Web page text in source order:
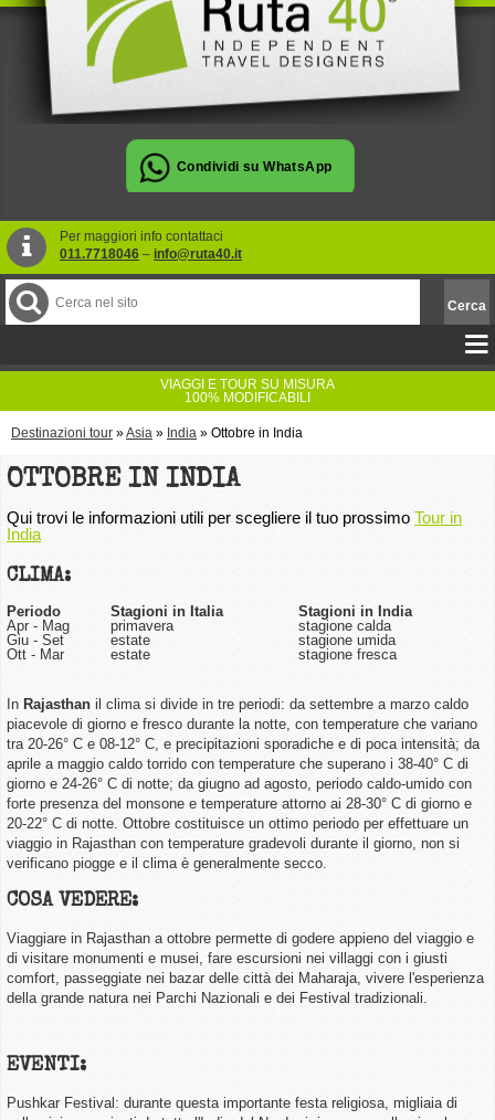
Per maggiori info contattaci
011.7718046 – info@ruta40.it
VIAGGI E TOUR SU MISURA
100% MODIFICABILI
Destinazioni tour »Asia » India » Ottobre in India
OTTOBRE IN INDIA
Qui trovi le informazioni utili per scegliere il tuo prossimo Tour in
India
CLIMA:
Periodo Stagioni in Italia
Stagioni in India
Apr - Mag
primavera
stagione calda
Giu - Set
estate
stagione umida
Ott - Mar
estate stagione fresca
In Rajasthan i l clima si divide in tre periodi: da settembre a marzo caldo
piacevole di giorno e fresco durante la notte, con temperature che variano
tra 20-26° C e 08-12° C, e precipitazioni sporadiche e di poca intensità; da
aprile a maggio caldo torrido con temperature che superano i 38-40° C di
giorno e 24-26° C di notte; da giugno ad agosto, periodo caldo-umido con
forte presenza del monsone e temperature attorno ai 28-30° C di giorno e
20-22° C di notte. Ottobre costituisce un ottimo periodo per effettuare un
viaggio in Rajasthan con temperature gradevoli durante il giorno, non si
verificano piogge e il clima è generalmente secco.
COSA VEDERE:
Viaggiare in Rajasthan a ottobre permette di godere appieno del viaggio e
di visitare monumenti e musei, fare escursioni nei villaggi con i giusti
comfort, passeggiate nei bazar delle città dei Maharaja, vivere l'esperienza
della grande natura nei Parchi Nazionali e dei Festival tradizionali.
EVENTI:
Pushkar Festival: durante questa importante festa religiosa, migliaia di